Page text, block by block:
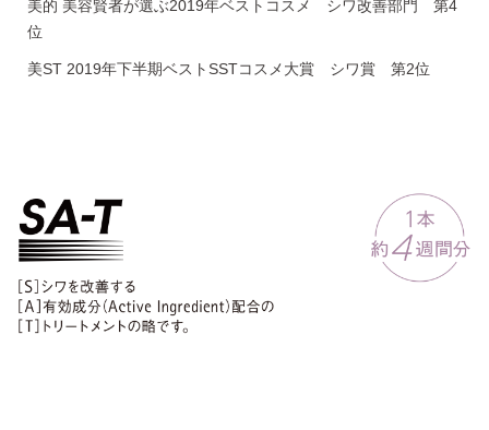
美的 美容賢者が選ぶ2019年ベストコスメ シワ改善部門 第4
位
美ST 2019年下半期ベストSSTコスメ大賞 シワ賞 第2位